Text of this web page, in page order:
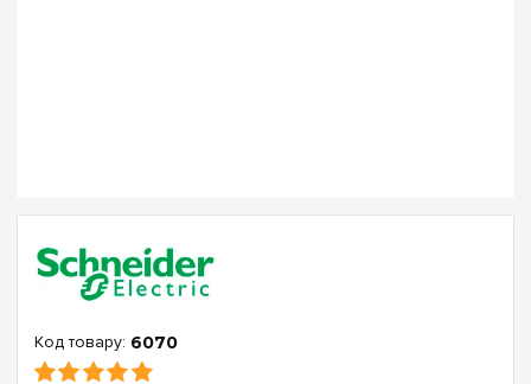
6070